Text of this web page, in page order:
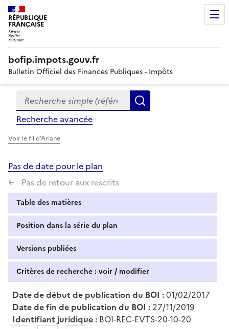
RÉPUBLIQUE
FRANÇAISE
bofip.impots.gouv.fr
Bulletin Officiel des Finances Publiques - Impôts
Formulaire
de
recherche
Recherche simple (références, mots clés, partie du
Recherche avancée
Voir le fil d'Ariane
Pas de date pour le plan
Pas de retour aux rescrits
Table des matières
Position dans la série du plan
Versions publiées
Critères de recherche : voir / modifier
Date de début de publication du BOI :01/02/2017
Date de fin de publication du BOI : 27/11/2019
Identifiant juridique : BOI-REC-EVTS-20-10-20